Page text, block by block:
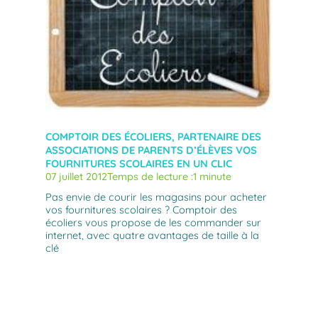
COMPTOIR DES ÉCOLIERS, PARTENAIRE DES
ASSOCIATIONS DE PARENTS D’ÉLÈVES VOS
FOURNITURES SCOLAIRES EN UN CLIC
07 juillet 2012Temps de lecture :1 minute
Pas envie de courir les magasins pour acheter
vos fournitures scolaires ? Comptoir des
écoliers vous propose de les commander sur
internet, avec quatre avantages de taille à la
clé